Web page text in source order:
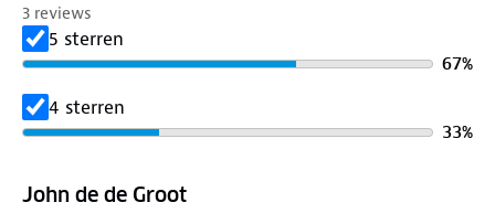
3 reviews
5 sterren
67%
4 sterren
33%
John de de Groot